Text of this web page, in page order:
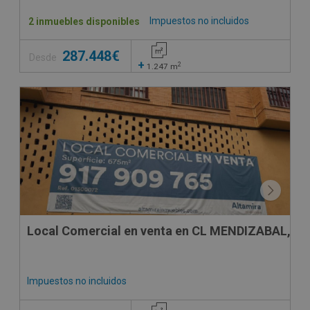
Impuestos no incluidos
2 inmuebles disponibles
Desde 287.448€
+ 1.247 m2
SUJETO A IVA
Local Comercial en venta en CL MENDIZABAL, 36
Impuestos no incluidos